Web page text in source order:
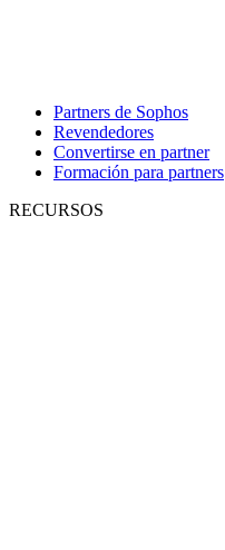
Partners de Sophos
Revendedores
Convertirse en partner
Formación para partners
RECURSOS